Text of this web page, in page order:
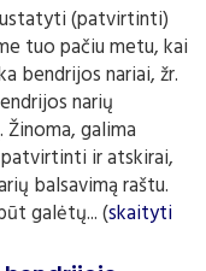
(patvirtinti)
tuo pačiu metu, kai
bendrijos nariai, žr.
narių
galima
ir atskirai,
balsavimą raštu.
galėtų... (skaityti